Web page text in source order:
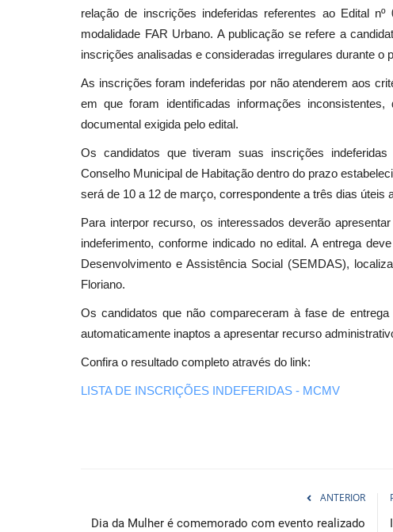
relação de inscrições indeferidas referentes ao Edital
modalidade FAR Urbano. A publicação se refere a
inscrições analisadas e consideradas irregulares durante o
As inscrições foram indeferidas por não atenderem aos
em que foram identificadas informações
documental exigida pelo edital.
Os candidatos que tiveram suas inscrições
Conselho Municipal de Habitação dentro do prazo
será de 10 a 12 de março, correspondente a três dias úteis
Para interpor recurso, os interessados deverão
indeferimento, conforme indicado no edital. A entrega
Desenvolvimento e Assistência Social (SEMDAS),
Floriano.
Os candidatos que não compareceram à fase de
automaticamente inaptos a apresentar recurso
Confira o resultado completo através do link:
LISTA DE INSCRIÇÕES INDEFERIDAS - MCMV
ANTERIOR
Dia da Mulher é comemorado com evento realizado